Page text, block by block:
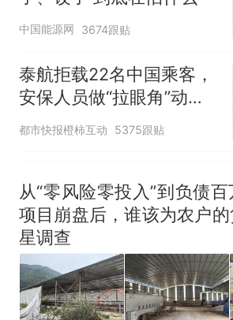
中国能源网 3674跟贴
泰航拒载22名中国乘客，
安保人员做“拉眼角”动
作，泰国机场最新回应：
拒绝登机决定由航司作
改签但没兑现
都市快报橙柿互动 5375跟贴
从“零风险零投入”到负债
项目崩盘后，谁该为农户
星调查